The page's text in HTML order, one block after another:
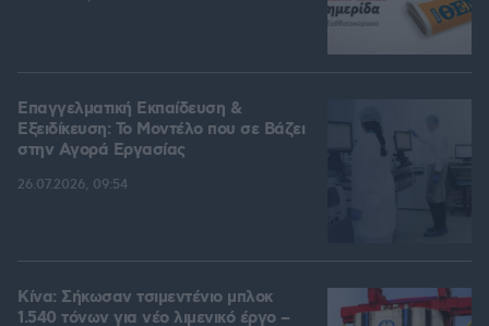
Επαγγελματική Εκπαίδευση &
Εξειδίκευση: Το Mοντέλο που σε Bάζει
στην Aγορά Eργασίας
26.07.2026, 09:54
Κίνα: Σήκωσαν τσιμεντένιο μπλοκ
1.540 τόνων για νέο λιμενικό έργο –